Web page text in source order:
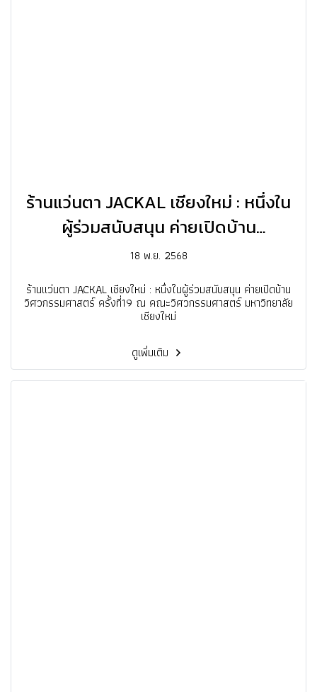
ร้านแว่นตา JACKAL เชียงใหม่ : หนึ่งใน
ผู้ร่วมสนับสนุน ค่ายเปิดบ้าน
วิศวกรรมศาสตร์ ครั้งที่19
18 พ.ย. 2568
ร้านแว่นตา JACKAL เชียงใหม่ : หนึ่งในผู้ร่วมสนับสนุน ค่ายเปิดบ้าน
วิศวกรรมศาสตร์ ครั้งที่19 ณ คณะวิศวกรรมศาสตร์ มหาวิทยาลัย
เชียงใหม่
ดูเพิ่มเติม